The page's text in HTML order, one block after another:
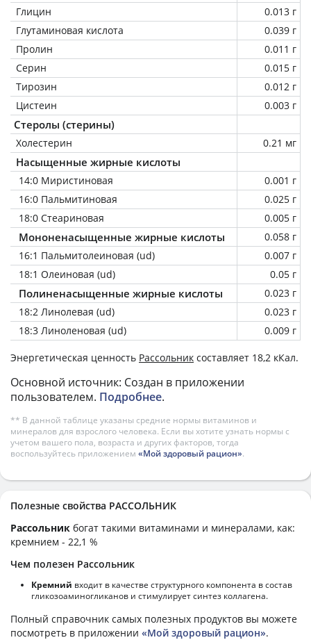
Глицин
0.013 г
Глутаминовая кислота
0.039 г
Пролин
0.011 г
Серин
0.015 г
Тирозин
0.012 г
Цистеин
0.003 г
Стеролы (стерины)
Холестерин 0.21 мг
Насыщенные жирные кислоты
14:0 Миристиновая
0.001 г
16:0 Пальмитиновая
0.025 г
18:0 Стеариновая
0.005 г
Мононенасыщенные жирные кислоты
0.058 г
16:1 Пальмитолеиновая (ud)
0.007 г
18:1 Олеиновая (ud)
0.05 г
Полиненасыщенные жирные кислоты
0.023 г
18:2 Линолевая (ud)
0.023 г
18:3 Линоленовая (ud)
0.009 г
Энергетическая ценность Рассольник составляет 18,2 кКал.
Основной источник: Создан в приложении
пользователем. Подробнее.
** В данной таблице указаны средние нормы витаминов и
минералов для взрослого человека. Если вы хотите узнать нормы с
учетом вашего пола, возраста и других факторов, тогда
воспользуйтесь приложением «Мой здоровый рацион».
Полезные свойства РАССОЛЬНИК
Рассольник богат такими витаминами и минералами, как:
кремнием - 22,1 %
Чем полезен Рассольник
Кремний входит в качестве структурного компонента в состав
гликозоаминогликанов и стимулирует синтез коллагена.
Полный справочник самых полезных продуктов вы можете
посмотреть в приложении «Мой здоровый рацион».